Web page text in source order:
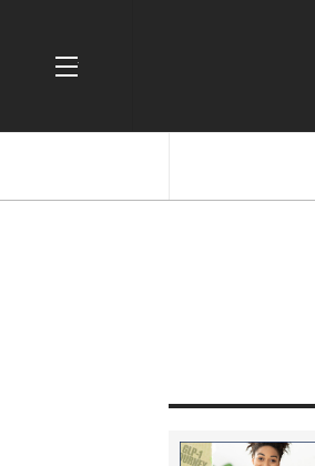
OFF CANVAS